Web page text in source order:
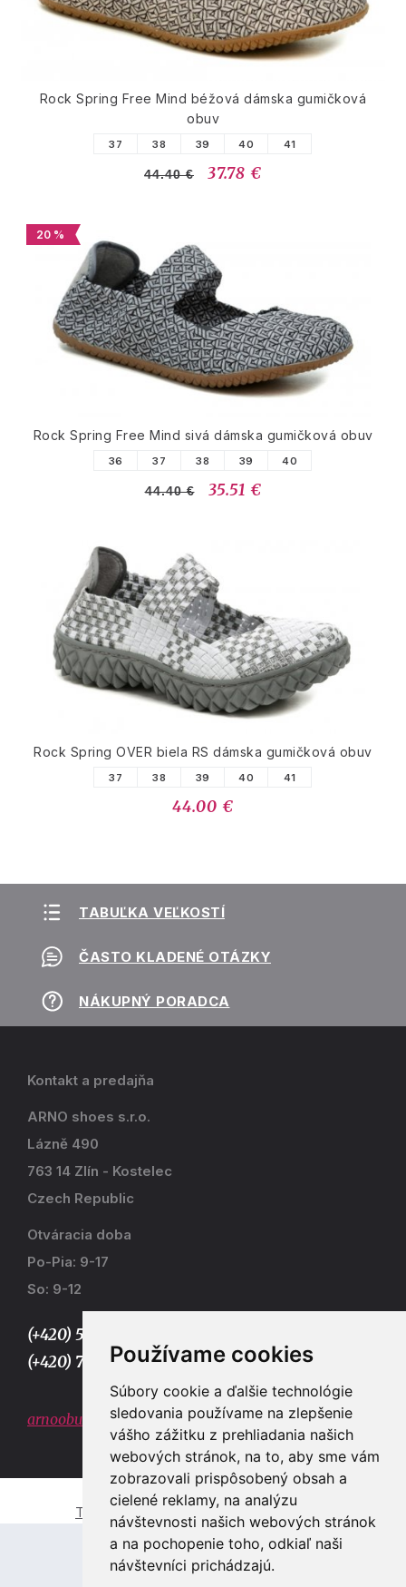
Používame cookies
Súbory cookie a ďalšie technológie
sledovania používame na zlepšenie
vášho zážitku z prehliadania našich
webových stránok, na to, aby sme vám
zobrazovali prispôsobený obsah a
cielené reklamy, na analýzu
návštevnosti našich webových stránok
a na pochopenie toho, odkiaľ naši
návštevníci prichádzajú.
Rock Spring Free Mind béžová dámska gumičková
obuv
37 38 39 40 41
44.40 € 37.78 €
20 %
Rock Spring Free Mind sivá dámska gumičková obuv
36 37 38 39 40
44.40 € 35.51 €
Rock Spring OVER biela RS dámska gumičková obuv
37 38 39 40 41
44.00 €
TABUĽKA VEĽKOSTÍ
ČASTO KLADENÉ OTÁZKY
NÁKUPNÝ PORADCA
Kontakt a predajňa
ARNO shoes s.r.o.
Lázně 490
763 14 Zlín - Kostelec
Czech Republic
Otváracia doba
Po-Pia: 9-17
So: 9-12
(+420) 577 915 036,
(+420) 773 667 390
arnoobuv@gmail.com
Tvorba e-shopů a webových stránek Zlín